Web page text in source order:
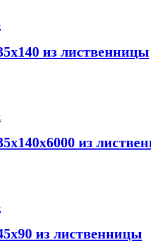
из лиственницы
из
из лиственницы